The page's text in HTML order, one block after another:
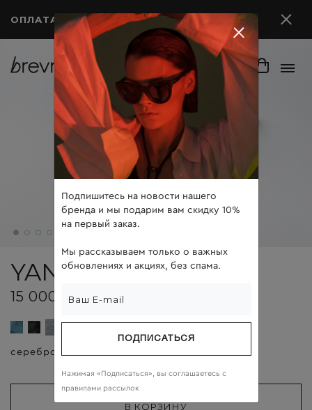
ОПЛАТА ПОСЛЕ ПРИМЕРКИ
YAN
15 000 ₽
серебро
Подпишитесь на новости нашего
бренда и мы подарим вам скидку 10%
на первый заказ.
Мы рассказываем только о важных
обновлениях и акциях, без спама.
ПОДПИСАТЬСЯ
Нажимая «Подписаться», вы соглашаетесь c
правилами рассылок